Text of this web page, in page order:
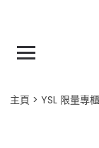
主頁 YSL 限量專